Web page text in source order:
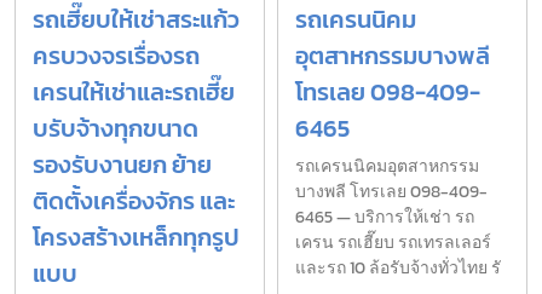
รถเฮี๊ยบให้เช่าสระแก้ว
ครบวงจรเรื่องรถ
เครนให้เช่าและรถเฮี๊ย
บรับจ้างทุกขนาด
รองรับงานยก ย้าย
ติดตั้งเครื่องจักร และ
โครงสร้างเหล็กทุกรูป
แบบ
รถเครนนิคม
อุตสาหกรรมบางพลี
โทรเลย 098-409-
6465
รถเครนนิคมอุตสาหกรรม
บางพลี โทรเลย 098-409-
6465 — บริการให้เช่า รถ
เครน รถเฮี๊ยบ รถเทรลเลอร์
และรถ 10 ล้อรับจ้างทั่วไทย รั